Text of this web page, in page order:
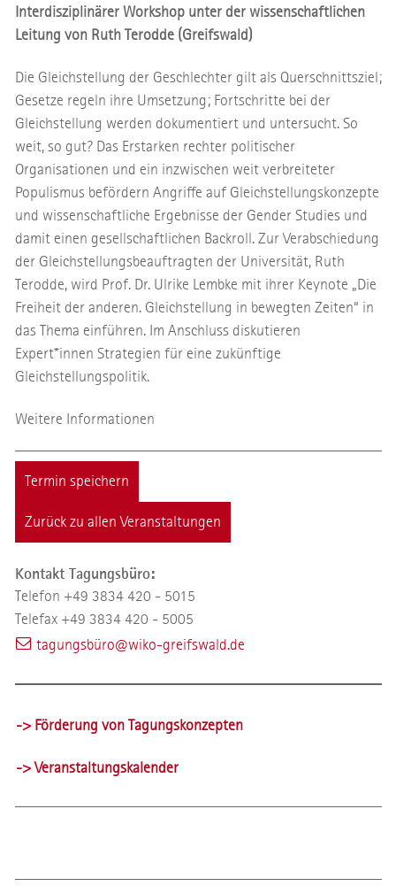
Interdisziplinärer Workshop unter der wissenschaftlichen
Leitung von Ruth Terodde (Greifswald)
Die Gleichstellung der Geschlechter gilt als Querschnittsziel;
Gesetze regeln ihre Umsetzung; Fortschritte bei der
Gleichstellung werden dokumentiert und untersucht. So
weit, so gut? Das Erstarken rechter politischer
Organisationen und ein inzwischen weit verbreiteter
Populismus befördern Angriffe auf Gleichstellungskonzepte
und wissenschaftliche Ergebnisse der Gender Studies und
damit einen gesellschaftlichen Backroll. Zur Verabschiedung
der Gleichstellungsbeauftragten der Universität, Ruth
Terodde, wird Prof. Dr. Ulrike Lembke mit ihrer Keynote „Die
Freiheit der anderen. Gleichstellung in bewegten Zeiten“ in
das Thema einführen. Im Anschluss diskutieren
Expert*innen Strategien für eine zukünftige
Gleichstellungspolitik.
Weitere Informationen
Termin speichern
Zurück zu allen Veranstaltungen
Kontakt Tagungsbüro:
Telefon +49 3834 420 - 5015
Telefax +49 3834 420 - 5005
tagungsbüro@wiko-greifswald.de
-> Förderung von Tagungskonzepten
-> Veranstaltungskalender